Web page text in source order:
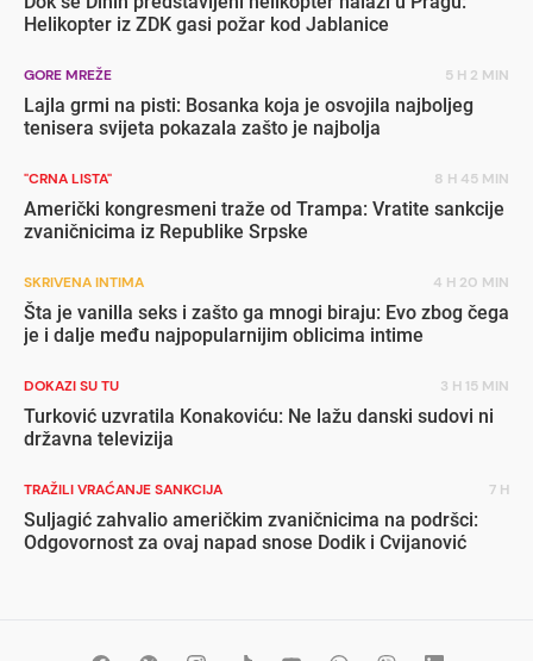
Helikopter iz ZDK gasi požar kod Jablanice
GORE MREŽE 5 H 2 MIN
Lajla grmi na pisti: Bosanka koja je osvojila najboljeg
tenisera svijeta pokazala zašto je najbolja
"CRNA LISTA" 8 H 45 MIN
Američki kongresmeni traže od Trampa: Vratite sankcije
zvaničnicima iz Republike Srpske
SKRIVENA INTIMA 4 H 20 MIN
Šta je vanilla seks i zašto ga mnogi biraju: Evo zbog čega
je i dalje među najpopularnijim oblicima intime
DOKAZI SU TU 3 H 15 MIN
Turković uzvratila Konakoviću: Ne lažu danski sudovi ni
državna televizija
TRAŽILI VRAĆANJE SANKCIJA 7 H
Suljagić zahvalio američkim zvaničnicima na podršci:
Odgovornost za ovaj napad snose Dodik i Cvijanović